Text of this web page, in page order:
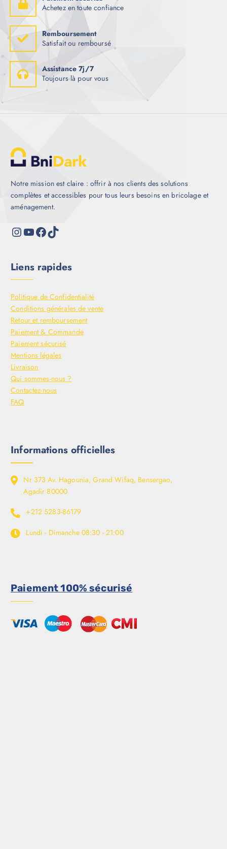
Achetez en toute confiance
Remboursement
Satisfait ou remboursé
Assistance 7j/7
Toujours là pour vous
Notre mission est claire : offrir à nos clients des solutions
complètes et accessibles pour tous leurs besoins en bricolage et
aménagement.
Liens rapides
Politique de Confidentialité
Conditions générales de vente
Retour et remboursement
Paiement & Commande
Paiement sécurisé
Mentions légales
Livraison
Qui sommes-nous ?
Contactez-nous
FAQ
Informations officielles
Nr 373 Av. Hagounia, Grand Wifaq, Bensergao,
Agadir 80000
+212 5283-86179
Lundi - Dimanche 08:30 - 21:00
Paiement 100% sécurisé